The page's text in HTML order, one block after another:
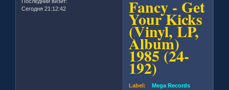
Сегодня 21:12:42
Fancy - Get
Your Kicks
(Vinyl, LP,
Album)
1985 (24-
192)
Label: Mega Records